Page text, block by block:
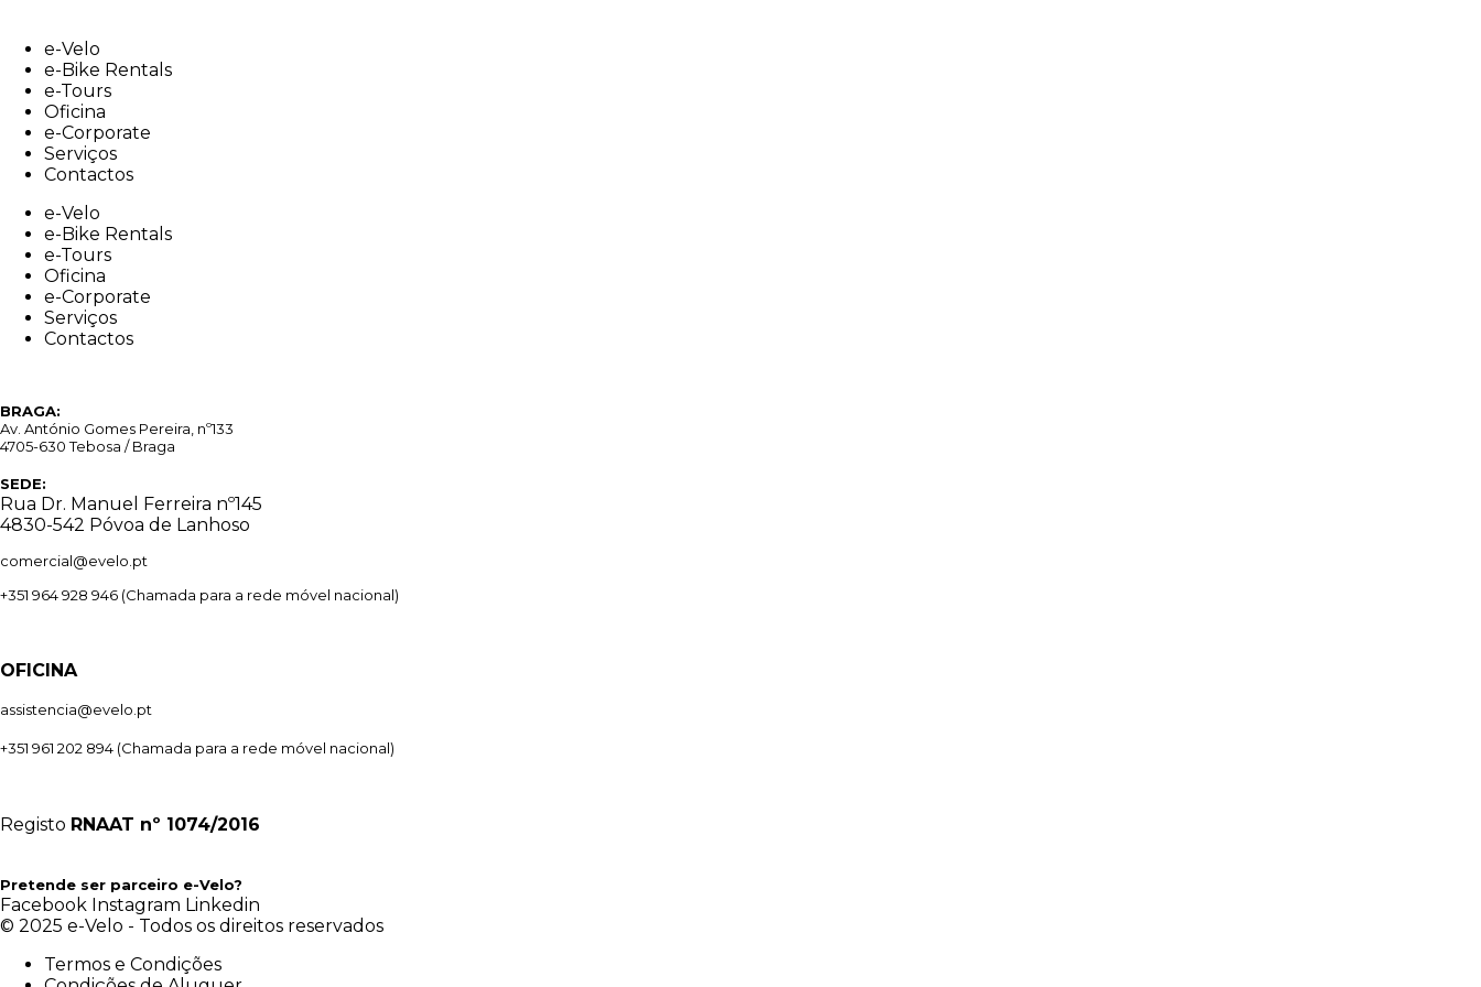
contente-Velo
e-Bike Rentals
e-Tours
Oficina
e-Corporate
Serviços
Contactos
e-Velo
e-Bike Rentals
e-Tours
Oficina
e-Corporate
Serviços
Contactos
BRAGA:
Av. António Gomes Pereira, nº133
4705-630 Tebosa / Braga
SEDE:
Rua Dr. Manuel Ferreira nº145
4830-542 Póvoa de Lanhoso
comercial@evelo.pt
+351 964 928 946 (Chamada para a rede móvel nacional)
OFICINA
assistencia@evelo.pt
+351 961 202 894 (Chamada para a rede móvel nacional)
Registo RNAAT nº 1074/2016
Pretende ser parceiro e-Velo?
Facebook Instagram Linkedin
© 2025 e-Velo - Todos os direitos reservados
Termos e Condições